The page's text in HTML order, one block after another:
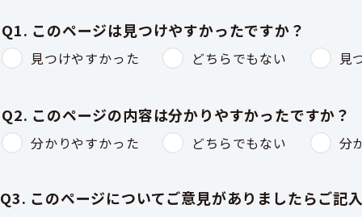
Q1. このページは見つけやすかったですか？
見つけやすかった どちらでもない 見
Q2. このページの内容は分かりやすかったですか？
分かりやすかった どちらでもない 分
Q3. このページについてご意見がありましたらご記